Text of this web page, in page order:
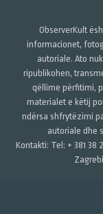
ObserverKult
informacionet,
autoriale. Ato
ripublikohen,
qëllime përfitimi,
materialet e këtij
ndërsa shfrytëzimi
autoriale dhe
Kontakti: Tel: + 381 38